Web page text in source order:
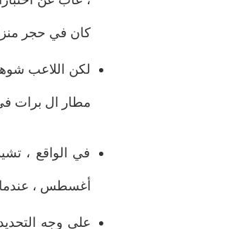
كان في حجر
لكن اللاعب
مطار ال برات
أغسطس ، عندما